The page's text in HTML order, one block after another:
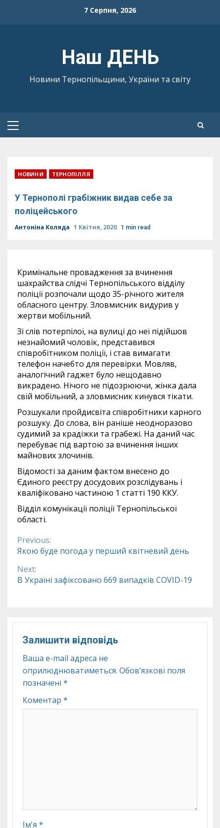
7 Серпня, 2026
Наш ДЕНЬ
Новини Тернопільщини, України та світу
Primary
НОВИНИ ТЕРНОПІЛЛЯ
У Тернополі грабіжник видав себе за
поліцейського
Антоніна Коляда 1 Квітня, 2020 1 min read
Кримінальне провадження за вчинення
шахрайства слідчі Тернопільського відділу
поліції розпочали щодо 35-річного жителя
обласного центру. Зловмисник видурив у
жертви мобільний.
Зі слів потерпілої, на вулиці до неї підійшов
незнайомий чоловік, представився
співробітником поліції, і став вимагати
телефон начебто для перевірки. Мовляв,
аналогічний гаджет було нещодавно
викрадено. Нічого не підозрюючи, жінка дала
свій мобільний, а зловмисник кинувся тікати.
Розшукали пройдисвіта співробітники карного
розшуку. До слова, він раніше неодноразово
судимий за крадіжки та грабежі. На даний час
перебуває під вартою за вчинення інших
майнових злочинів.
Відомості за даним фактом внесено до
Єдиного реєстру досудових розслідувань і
кваліфіковано частиною 1 статті 190 ККУ.
Відділ комунікації поліції Тернопільської
області.
Continue
Reading
Previous:
Якою буде погода у перший квітневий день
Next:
В Україні зафіксовано 669 випадків СОVID-19
Залишити відповідь
Ваша e-mail адреса не
оприлюднюватиметься. Обов’язкові поля
позначені *
Коментар *
Ім'я *